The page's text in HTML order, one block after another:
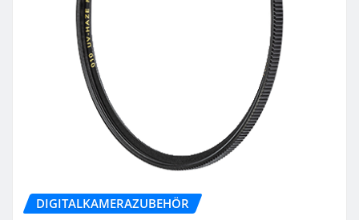
DIGITALKAMERAZUBEHÖR